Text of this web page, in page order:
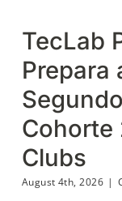
TecLab
Prepara
Cohorte
Clubs
August 4th, 2026 |